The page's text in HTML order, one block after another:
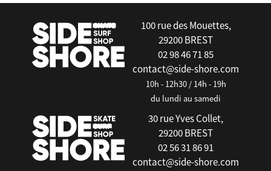
100 rue des Mouettes,
29200 BREST
02 98 46 71 85
contact@side-shore.com
10h - 12h30 / 14h - 19h
du lundi au samedi
30 rue Yves Collet,
29200 BREST
02 56 31 86 91
contact@side-shore.com